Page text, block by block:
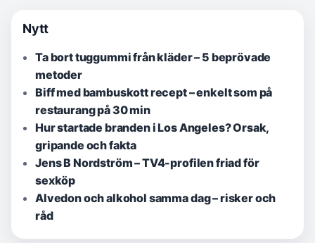
Nytt
Ta bort tuggummi från kläder – 5 beprövade
metoder
Biff med bambuskott recept – enkelt som på
restaurang på 30 min
Hur startade branden i Los Angeles? Orsak,
gripande och fakta
Jens B Nordström – TV4-profilen friad för
sexköp
Alvedon och alkohol samma dag – risker och
råd